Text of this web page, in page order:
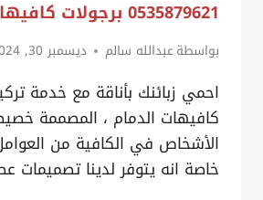
0535879621 برجولات كافيهات الخبر
بواسطةعبدالله سالم ديسمبر 30, 2024
احمي زبائنك بأناقة مع خدمة
كافيهات الدمام ، المصممة
الأشخاص في الكافية من
خاصة انه يتوفر لدينا تصميمات